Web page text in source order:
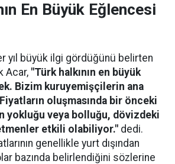
En Büyük Eğlencesi
yıl büyük ilgi gördüğünü belirten
Acar, "Türk halkının en büyük
Bizim kuruyemişçilerin ana
oluşmasında bir önceki
yokluğu veya bolluğu, dövizdeki
etkili olabiliyor." dedi.
genellikle yurt dışından
bazında belirlendiğini sözlerine